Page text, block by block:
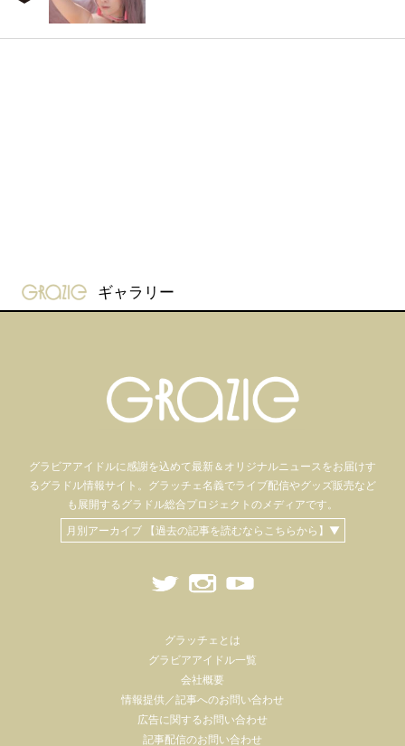
gravure-grazie
ギャラリー
グラビアアイドルに感謝を込めて最新＆オリジナルニュースをお届けす
るグラドル情報サイト。 グラッチェ名義でライブ配信やグッズ販売など
も 展開するグラドル総合プロジェクトのメディアです。
月別アーカイブ 【過去の記事を読むならこちらから】▼
グラッチェとは
グラビアアイドル一覧
会社概要
情報提供／記事へのお問い合わせ
広告に関するお問い合わせ
記事配信のお問い合わせ